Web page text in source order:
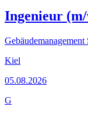
Ingenieur
Kiel
05.08.2026
G